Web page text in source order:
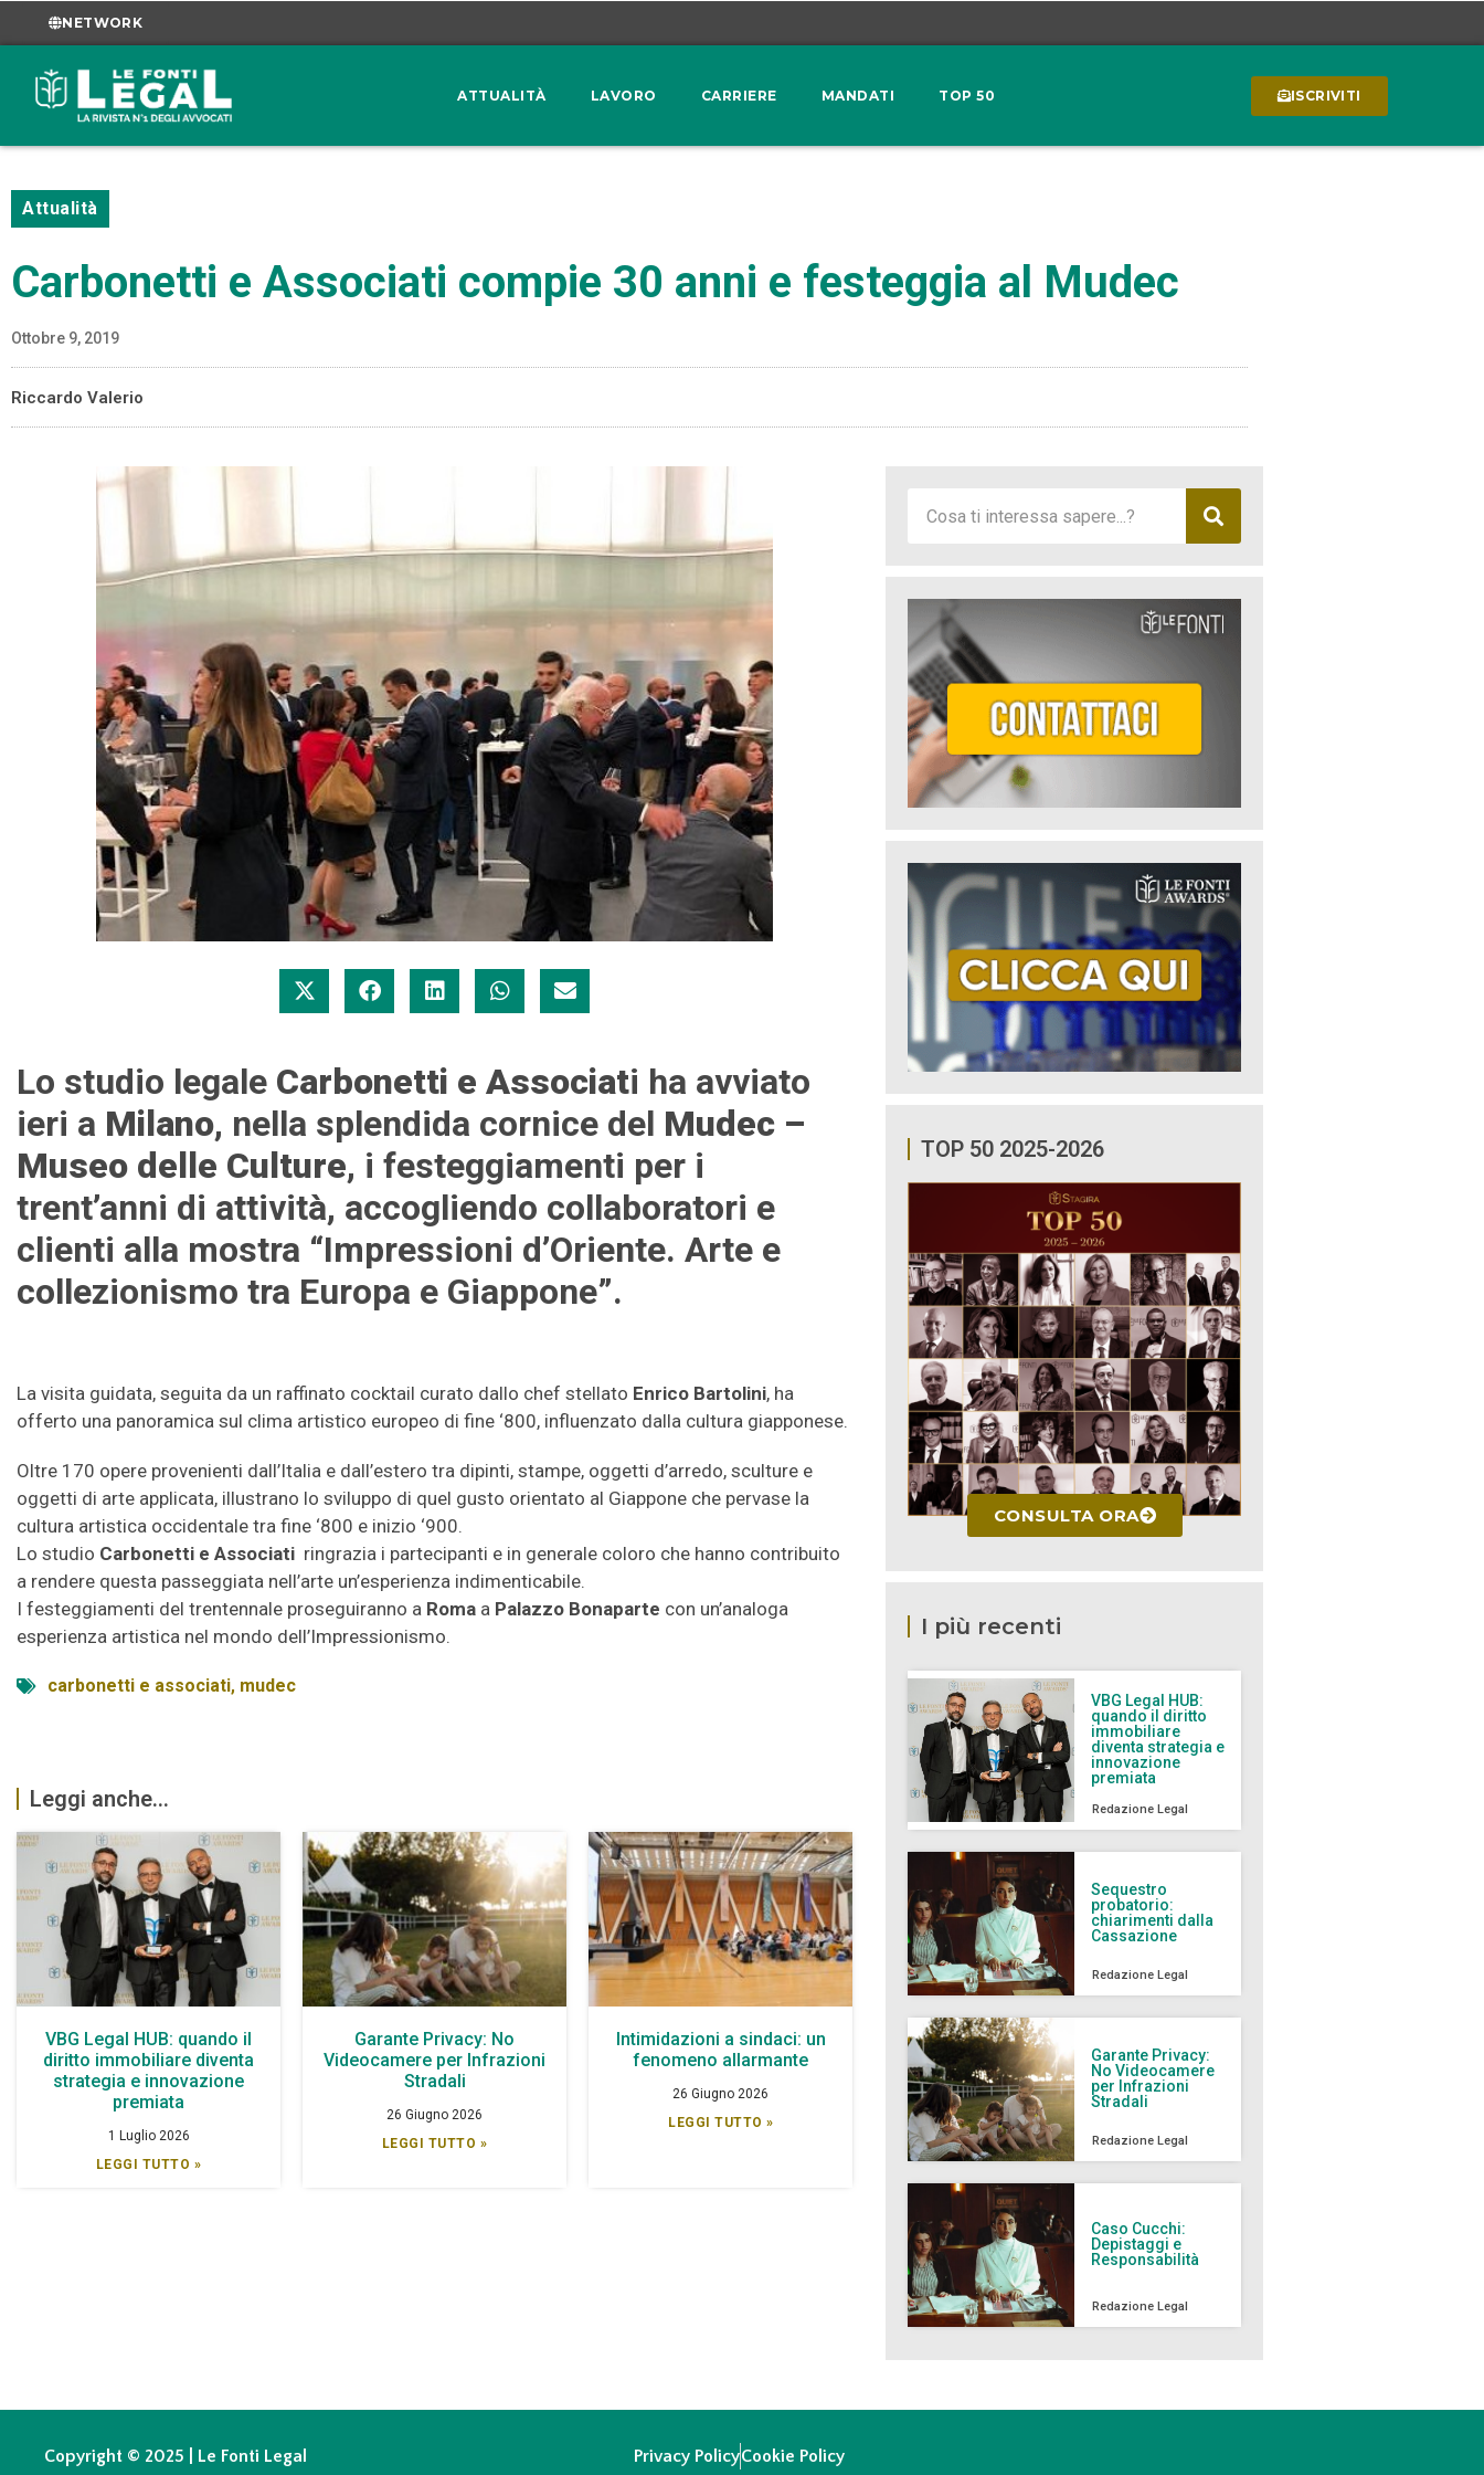
NETWORK
ATTUALITÀ LAVORO CARRIERE MANDATI TOP 50 ISCRIVITI
Attualità
Carbonetti e Associati compie 30 anni e festeggia al Mudec
Ottobre 9, 2019
Riccardo Valerio
Lo studio legale Carbonetti e Associati ha avviato
ieri a Milano, nella splendida cornice del Mudec –
Museo delle Culture, i festeggiamenti per i
trent’anni di attività, accogliendo collaboratori e
clienti alla mostra “Impressioni d’Oriente. Arte e
collezionismo tra Europa e Giappone”.
La visita guidata, seguita da un raffinato cocktail curato dallo chef stellato Enrico Bartolini, ha
offerto una panoramica sul clima artistico europeo di fine ‘800, influenzato dalla cultura giapponese.
Oltre 170 opere provenienti dall’Italia e dall’estero tra dipinti, stampe, oggetti d’arredo, sculture e
oggetti di arte applicata, illustrano lo sviluppo di quel gusto orientato al Giappone che pervase la
cultura artistica occidentale tra fine ‘800 e inizio ‘900.
Lo studio Carbonetti e Associati ringrazia i partecipanti e in generale coloro che hanno contribuito
a rendere questa passeggiata nell’arte un’esperienza indimenticabile.
I festeggiamenti del trentennale proseguiranno a Roma a Palazzo Bonaparte con un’analoga
esperienza artistica nel mondo dell’Impressionismo.
carbonetti e associati, mudec
Leggi anche...
VBG Legal HUB: quando il
diritto immobiliare diventa
strategia e innovazione
premiata
1 Luglio 2026
LEGGI TUTTO »
Garante Privacy: No
Videocamere per Infrazioni
Stradali
26 Giugno 2026
LEGGI TUTTO »
Intimidazioni a sindaci: un
fenomeno allarmante
26 Giugno 2026
LEGGI TUTTO »
TOP 50 2025-2026
CONSULTA ORA
I più recenti
VBG Legal HUB:
quando il diritto
immobiliare
diventa strategia e
innovazione
premiata
Redazione Legal
Sequestro
probatorio:
chiarimenti dalla
Cassazione
Redazione Legal
Garante Privacy:
No Videocamere
per Infrazioni
Stradali
Redazione Legal
Caso Cucchi:
Depistaggi e
Responsabilità
Redazione Legal
Copyright © 2025 | Le Fonti Legal Privacy PolicyCookie Policy